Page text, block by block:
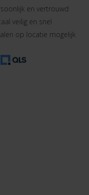
en vertrouwd
veilig en snel
op locatie mogelijk